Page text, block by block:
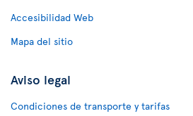
Accesibilidad Web
Mapa del sitio
Aviso legal
Condiciones de transporte y tarifas